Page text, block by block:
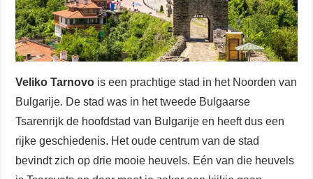
Veliko Tarnovo is een prachtige stad in het Noorden van
Bulgarije. De stad was in het tweede Bulgaarse
Tsarenrijk de hoofdstad van Bulgarije en heeft dus een
rijke geschiedenis. Het oude centrum van de stad
bevindt zich op drie mooie heuvels. Eén van die heuvels